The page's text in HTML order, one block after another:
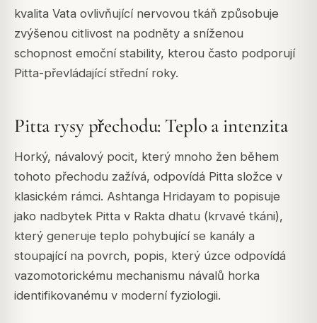
kvalita Vata ovlivňující nervovou tkáň způsobuje
zvýšenou citlivost na podněty a sníženou
schopnost emoční stability, kterou často podporují
Pitta-převládající střední roky.
Pitta rysy přechodu: Teplo a intenzita
Horký, návalový pocit, který mnoho žen během
tohoto přechodu zažívá, odpovídá Pitta složce v
klasickém rámci. Ashtanga Hridayam to popisuje
jako nadbytek Pitta v Rakta dhatu (krvavé tkáni),
který generuje teplo pohybující se kanály a
stoupající na povrch, popis, který úzce odpovídá
vazomotorickému mechanismu návalů horka
identifikovanému v moderní fyziologii.